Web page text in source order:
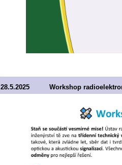
28.5.2025 Workshop